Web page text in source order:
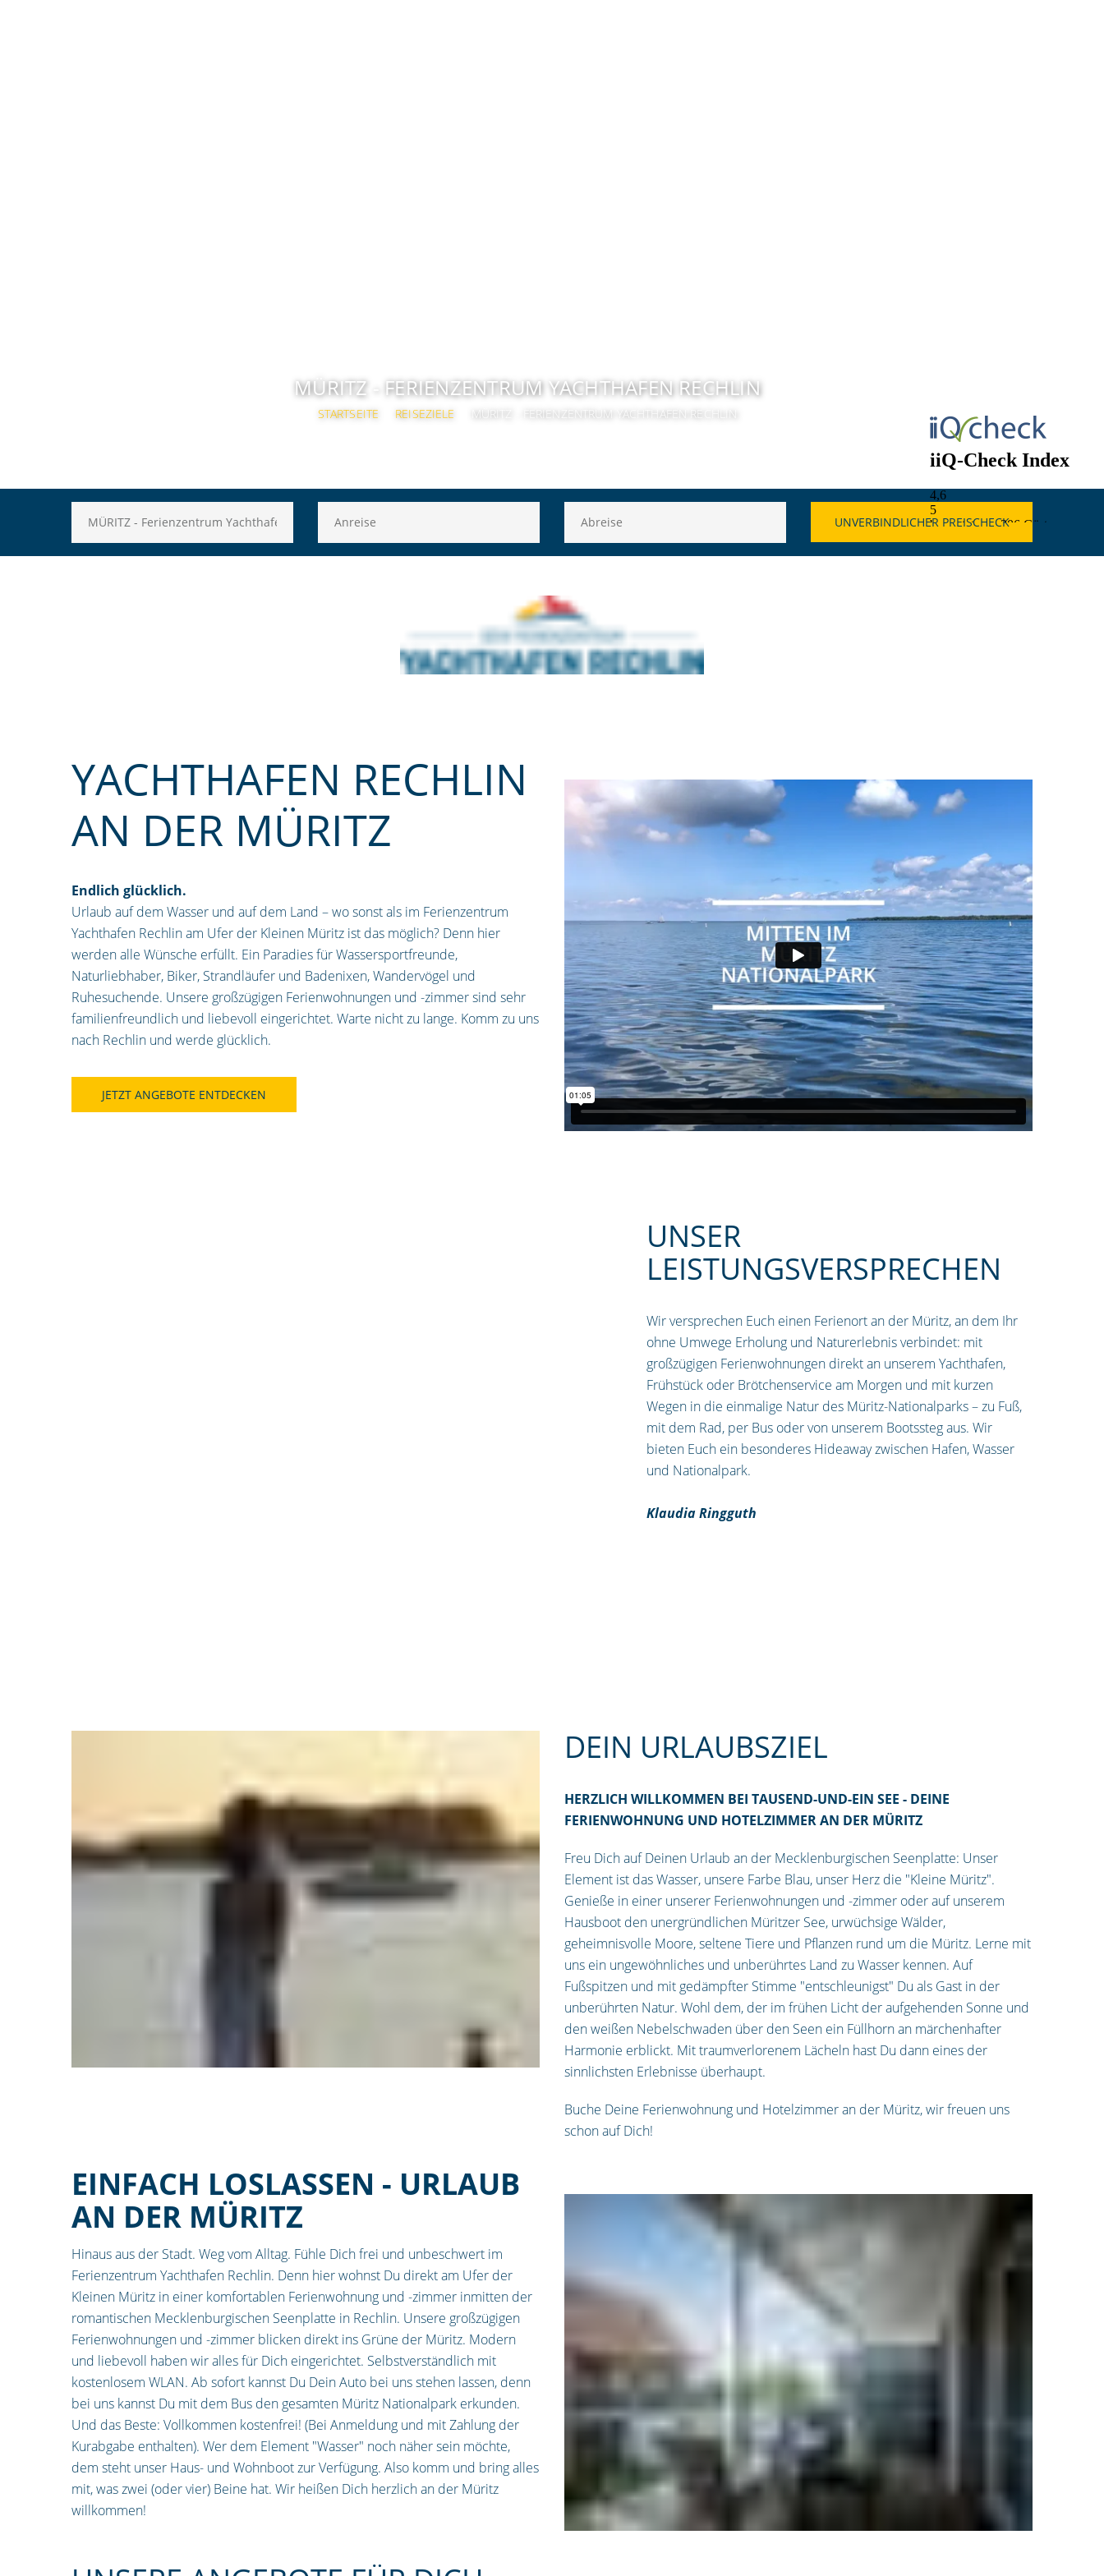
MÜRITZ - FERIENZENTRUM YACHTHAFEN RECHLIN
STARTSEITE REISEZIELE MÜRITZ - FERIENZENTRUM YACHTHAFEN RECHLIN
YACHTHAFEN RECHLIN
AN DER MÜRITZ
Endlich glücklich.
Urlaub auf dem Wasser und auf dem Land – wo sonst als im Ferienzentrum
Yachthafen Rechlin am Ufer der Kleinen Müritz ist das möglich? Denn hier
werden alle Wünsche erfüllt. Ein Paradies für Wassersportfreunde,
Naturliebhaber, Biker, Strandläufer und Badenixen, Wandervögel und
Ruhesuchende. Unsere großzügigen Ferienwohnungen und -zimmer sind sehr
familienfreundlich und liebevoll eingerichtet. Warte nicht zu lange. Komm zu uns
nach Rechlin und werde glücklich.
JETZT ANGEBOTE ENTDECKEN
UNSER
LEISTUNGSVERSPRECHEN
Wir versprechen Euch einen Ferienort an der Müritz, an dem Ihr
ohne Umwege Erholung und Naturerlebnis verbindet: mit
großzügigen Ferienwohnungen direkt an unserem Yachthafen,
Frühstück oder Brötchenservice am Morgen und mit kurzen
Wegen in die einmalige Natur des Müritz-Nationalparks – zu Fuß,
mit dem Rad, per Bus oder von unserem Bootssteg aus. Wir
bieten Euch ein besonderes Hideaway zwischen Hafen, Wasser
und Nationalpark.
Klaudia Ringguth
DEIN URLAUBSZIEL
HERZLICH WILLKOMMEN BEI TAUSEND-UND-EIN SEE - DEINE
FERIENWOHNUNG UND HOTELZIMMER AN DER MÜRITZ
Freu Dich auf Deinen Urlaub an der Mecklenburgischen Seenplatte: Unser
Element ist das Wasser, unsere Farbe Blau, unser Herz die "Kleine Müritz".
Genieße in einer unserer Ferienwohnungen und -zimmer oder auf unserem
Hausboot den unergründlichen Müritzer See, urwüchsige Wälder,
geheimnisvolle Moore, seltene Tiere und Pflanzen rund um die Müritz. Lerne mit
uns ein ungewöhnliches und unberührtes Land zu Wasser kennen. Auf
Fußspitzen und mit gedämpfter Stimme "entschleunigst" Du als Gast in der
unberührten Natur. Wohl dem, der im frühen Licht der aufgehenden Sonne und
den weißen Nebelschwaden über den Seen ein Füllhorn an märchenhafter
Harmonie erblickt. Mit traumverlorenem Lächeln hast Du dann eines der
sinnlichsten Erlebnisse überhaupt.
Buche Deine Ferienwohnung und Hotelzimmer an der Müritz, wir freuen uns
schon auf Dich!
EINFACH LOSLASSEN - URLAUB
AN DER MÜRITZ
Hinaus aus der Stadt. Weg vom Alltag. Fühle Dich frei und unbeschwert im
Ferienzentrum Yachthafen Rechlin. Denn hier wohnst Du direkt am Ufer der
Kleinen Müritz in einer komfortablen Ferienwohnung und -zimmer inmitten der
romantischen Mecklenburgischen Seenplatte in Rechlin. Unsere großzügigen
Ferienwohnungen und -zimmer blicken direkt ins Grüne der Müritz. Modern
und liebevoll haben wir alles für Dich eingerichtet. Selbstverständlich mit
kostenlosem WLAN. Ab sofort kannst Du Dein Auto bei uns stehen lassen, denn
bei uns kannst Du mit dem Bus den gesamten Müritz Nationalpark erkunden.
Und das Beste: Vollkommen kostenfrei! (Bei Anmeldung und mit Zahlung der
Kurabgabe enthalten). Wer dem Element "Wasser" noch näher sein möchte,
dem steht unser Haus- und Wohnboot zur Verfügung. Also komm und bring alles
mit, was zwei (oder vier) Beine hat. Wir heißen Dich herzlich an der Müritz
willkommen!